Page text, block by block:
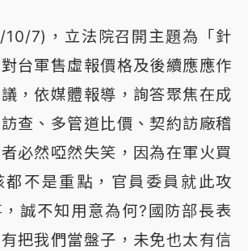
7)，立法院召開主題為「針
台軍售虛報價格及後續應應作
，依媒體報導，詢答聚焦在成
查、多管道比價、契約訪廠稽
必然啞然失笑，因為在軍火買
都不是重點，官員委員就此攻
誠不知用意為何?國防部長表
把我們當盤子，未免也太有信